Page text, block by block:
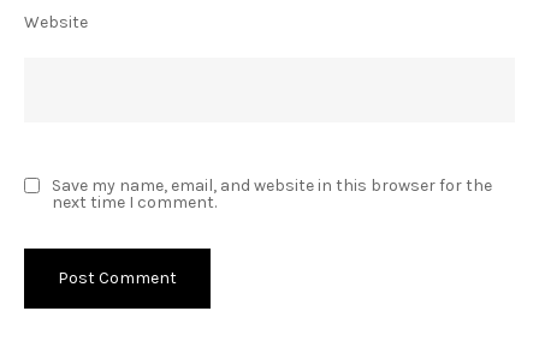
Website
Save my name, email, and website in this browser for the
next time I comment.